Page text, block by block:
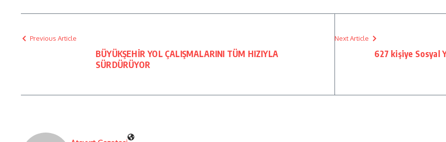
Previous Article
BÜYÜKŞEHİR YOL ÇALIŞMALARINI TÜM HIZIYLA
SÜRDÜRÜYOR
Next Article
627 kişiye Sosyal